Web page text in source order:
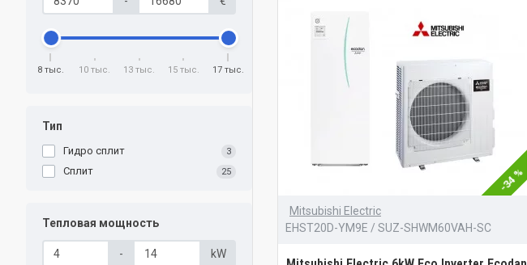
8 тыс. 10 тыс. 13 тыс. 15 тыс. 17 тыс.
Тип
Гидро сплит 3
Сплит 25
Тепловая мощность
- kW
-34 %
Mitsubishi Electric
EHST20D-YM9E / SUZ-SHWM60VAH-SC